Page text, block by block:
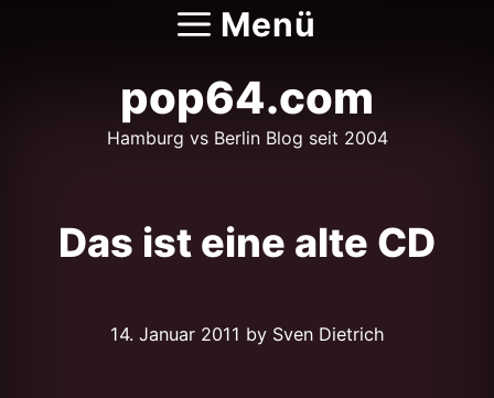
Menü
pop64.com
Hamburg vs Berlin Blog seit 2004
Das ist eine alte CD
14. Januar 2011 by Sven Dietrich